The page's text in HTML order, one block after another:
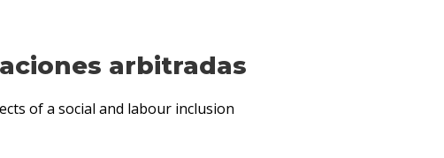
arbitradas
of a social and labour inclusion